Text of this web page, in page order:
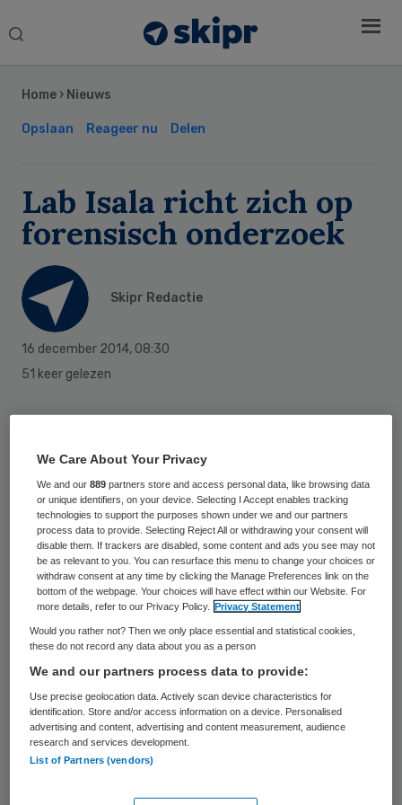
Search
Home › Nieuws
Opslaan Reageer nu Delen
Lab Isala richt zich op
forensisch onderzoek
Skipr Redactie
16 december 2014, 08:30
51 keer gelezen
in Zwolle gaat nu ook ondersteuning bieden
aan forensisch onderzoek. De afdeling
klinische farmacie gaat samenwerken met
onderzoeksbureau Forensicon.
Dat maaktenbeide partijen bekendop 15
december. Door de samenwerking ontstaat
extra onderzoekscapaciteit buiten het
Screening
Het klinisch chemisch lab biedt forensisch
Sidebar
We Care About Your Privacy
We and our889 partners store and access personal data, like browsing data
or unique identifiers, on your device. Selecting I Accept enables tracking
technologies to support the purposes shown under we and our partners
process data to provide. Selecting Reject All or withdrawing your consent will
disable them. If trackers are disabled, some content and ads you see may not
be as relevant to you. You can resurface this menu to change your choices or
withdraw consent at any time by clicking the Manage Preferences link on the
bottom of the webpage. Your choices will have effect within our Website. For
more details, refer to our Privacy Policy.
Privacy Statement
Would you rather not? Then we only place essential and statistical cookies,
these do not record any data about you as a person
We and our partners process data to provide:
Use precise geolocation data. Actively scan device characteristics for
identification. Store and/or access information on a device. Personalised
advertising and content, advertising and content measurement, audience
research and services development.
List of Partners (vendors)